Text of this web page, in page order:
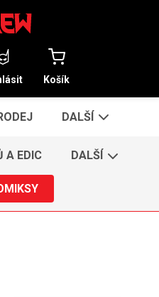
Košík
DALŠÍ
A EDIC DALŠÍ